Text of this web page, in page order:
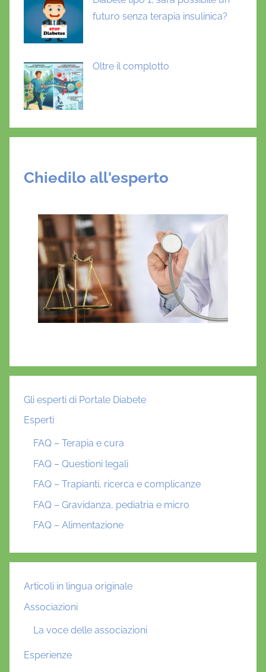
futuro senza terapia insulinica?
Oltre il complotto
Chiedilo all'esperto
Gli esperti di Portale Diabete
Esperti
FAQ – Terapia e cura
FAQ – Questioni legali
FAQ – Trapianti, ricerca e complicanze
FAQ – Gravidanza, pediatria e micro
FAQ – Alimentazione
Articoli in lingua originale
Associazioni
La voce delle associazioni
Esperienze